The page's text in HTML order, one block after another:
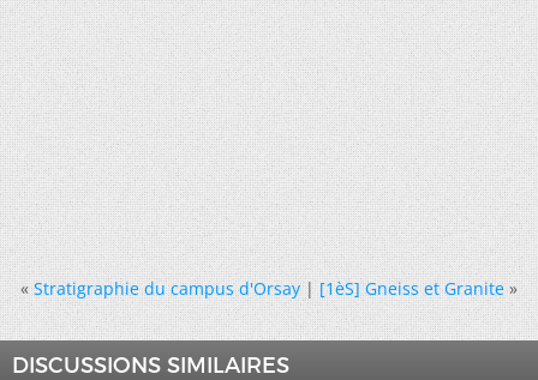
« Stratigraphie du campus d'Orsay|[1èS] Gneiss et Granite »
DISCUSSIONS SIMILAIRES